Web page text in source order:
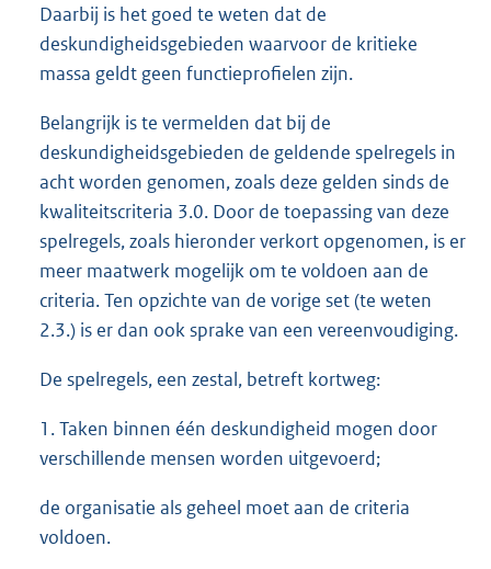
Daarbij is het goed te weten dat de
deskundigheidsgebieden waarvoor de kritieke
massa geldt geen functieprofielen zijn.
Belangrijk is te vermelden dat bij de
deskundigheidsgebieden de geldende spelregels in
acht worden genomen, zoals deze gelden sinds de
kwaliteitscriteria 3.0. Door de toepassing van deze
spelregels, zoals hieronder verkort opgenomen, is er
meer maatwerk mogelijk om te voldoen aan de
criteria. Ten opzichte van de vorige set (te weten
2.3.) is er dan ook sprake van een vereenvoudiging.
De spelregels, een zestal, betreft kortweg:
1. Taken binnen één deskundigheid mogen door
verschillende mensen worden uitgevoerd;
de organisatie als geheel moet aan de criteria
voldoen.